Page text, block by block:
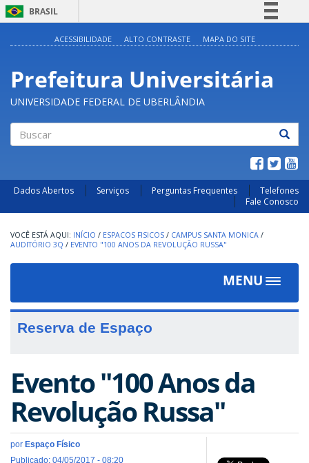
BRASIL
Participe
Acesso à informação
ACESSIBILIDADE ALTO CONTRASTE MAPA DO SITE
Prefeitura Universitária
UNIVERSIDADE FEDERAL DE UBERLÂNDIA
Dados Abertos Serviços Perguntas Frequentes
Telefones
Fale Conosco
INÍCIO / ESPACOS FISICOS / CAMPUS SANTA MONICA /
AUDITÓRIO 3Q / EVENTO "100 ANOS DA REVOLUÇÃO RUSSA"
MENU
Toggle
Reserva de Espaço
Evento "100 Anos da
Revolução Russa"
por Espaço Físico
Publicado: 04/05/2017 - 08:20